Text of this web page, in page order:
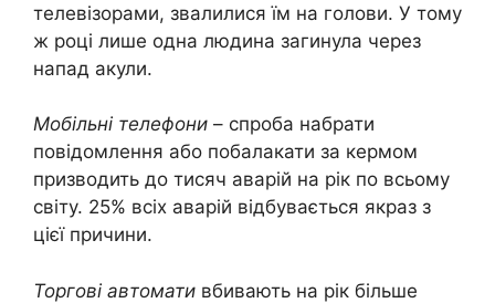
телевізорами, звалилися їм на голови. У тому
ж році лише одна людина загинула через
напад акули.
Мобільні телефони – спроба набрати
повідомлення або побалакати за кермом
призводить до тисяч аварій на рік по всьому
світу. 25% всіх аварій відбувається якраз з
цієї причини.
Торгові автомати вбивають на рік більше